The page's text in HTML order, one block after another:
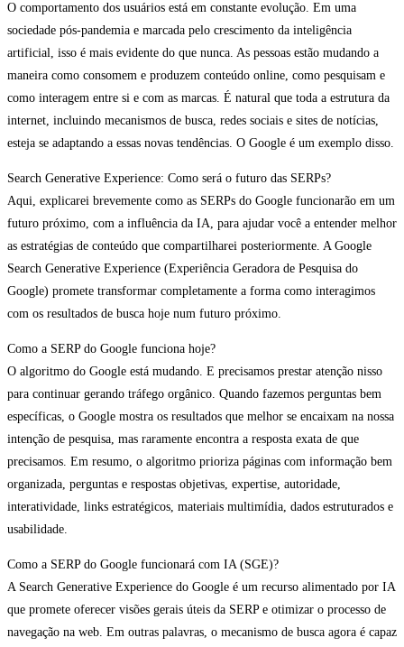
O comportamento dos usuários está em constante evolução. Em uma
sociedade pós-pandemia e marcada pelo crescimento da inteligência
artificial, isso é mais evidente do que nunca. As pessoas estão mudando a
maneira como consomem e produzem conteúdo online, como pesquisam e
como interagem entre si e com as marcas. É natural que toda a estrutura da
internet, incluindo mecanismos de busca, redes sociais e sites de notícias,
esteja se adaptando a essas novas tendências. O Google é um exemplo disso.
Search Generative Experience: Como será o futuro das SERPs?
Aqui, explicarei brevemente como as SERPs do Google funcionarão em um
futuro próximo, com a influência da IA, para ajudar você a entender melhor
as estratégias de conteúdo que compartilharei posteriormente. A Google
Search Generative Experience (Experiência Geradora de Pesquisa do
Google) promete transformar completamente a forma como interagimos
com os resultados de busca hoje num futuro próximo.
Como a SERP do Google funciona hoje?
O algoritmo do Google está mudando. E precisamos prestar atenção nisso
para continuar gerando tráfego orgânico. Quando fazemos perguntas bem
específicas, o Google mostra os resultados que melhor se encaixam na nossa
intenção de pesquisa, mas raramente encontra a resposta exata de que
precisamos. Em resumo, o algoritmo prioriza páginas com informação bem
organizada, perguntas e respostas objetivas, expertise, autoridade,
interatividade, links estratégicos, materiais multimídia, dados estruturados e
usabilidade.
Como a SERP do Google funcionará com IA (SGE)?
A Search Generative Experience do Google é um recurso alimentado por IA
que promete oferecer visões gerais úteis da SERP e otimizar o processo de
navegação na web. Em outras palavras, o mecanismo de busca agora é capaz